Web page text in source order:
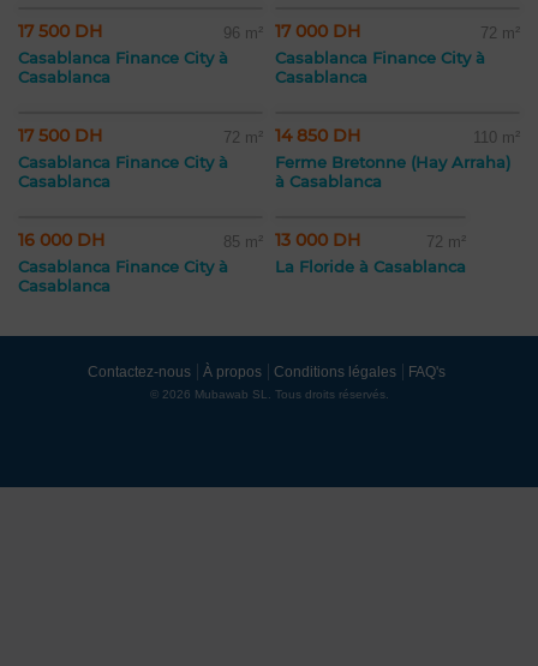
17 500 DH 96 m²
Casablanca Finance City à
Casablanca
17 000 DH 72 m²
Casablanca Finance City à
Casablanca
17 500 DH 72 m²
Casablanca Finance City à
Casablanca
14 850 DH 110 m²
Ferme Bretonne (Hay Arraha)
à Casablanca
16 000 DH 85 m²
Casablanca Finance City à
Casablanca
13 000 DH 72 m²
La Floride à Casablanca
Contactez-nous À propos Conditions légales FAQ's
© 2026 Mubawab SL. Tous droits réservés.